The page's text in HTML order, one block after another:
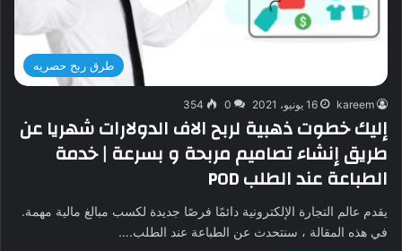
طرق ربح حصريه
kareem 16 يونيو، 2021 0
354
إليك خطوت ذهبية لربح الاف الدولارات شهريا عن
طريق إنشاء تصاميم مربحة و بسرعة | خدمة
الطباعة عند الطلب POD
يقدم عالم التجارة الإلكترونية دائمًا فرصًا جديدة لكسب مبالغ مالية مهمة.
في هذه المقالة ، سنتحدث عن الطباعة عند الطلب.…